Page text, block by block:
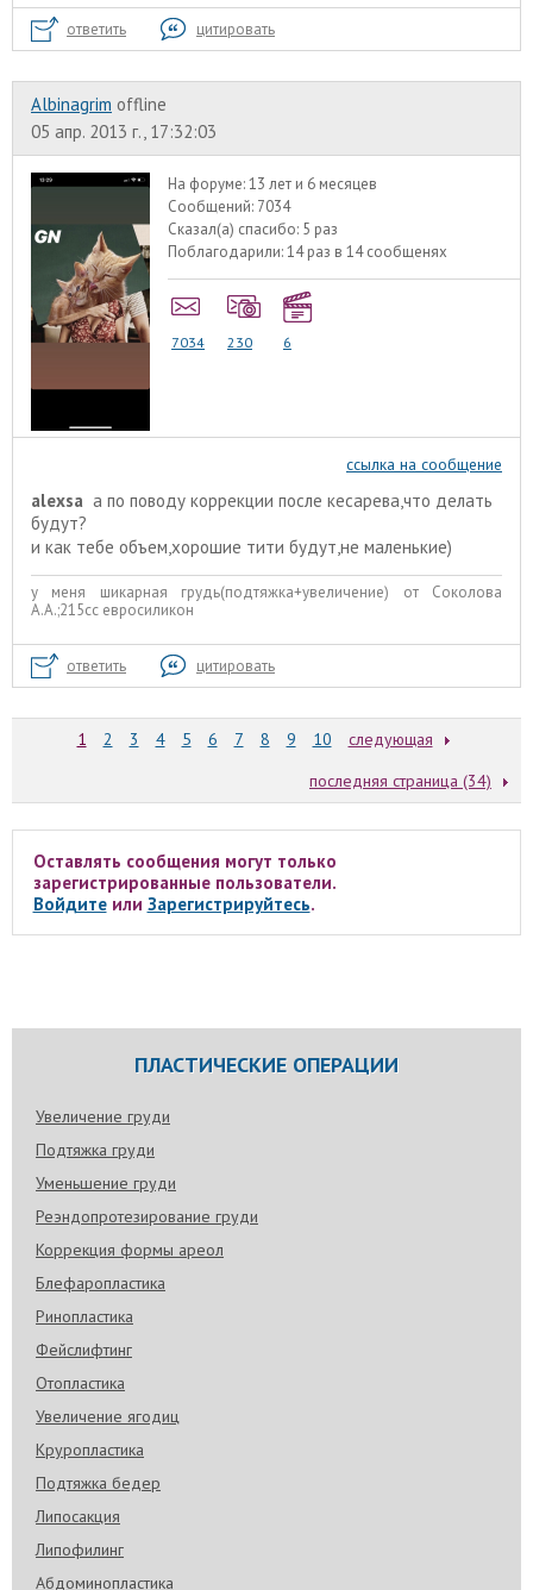
ответить цитировать
Albinagrim offline
05 апр. 2013 г., 17:32:03
На форуме:13 лет и 6 месяцев
Сообщений: 7034
Сказал(а) спасибо: 5 раз
Поблагодарили:14 раз в 14 сообщенях
7034 230 6
ссылка на сообщение
alexsa а по поводу коррекции после кесарева,что делать
будут?
и как тебе объем,хорошие тити будут,не маленькие)
у меня шикарная грудь(подтяжка+увеличение) от Соколова
А.А.;215сс евросиликон
ответить цитировать
1 2 3 4 5 6 7 8 9 10
следующая
последняя страница (34)
Оставлять сообщения могут только
зарегистрированные пользователи.
Войдитеили Зарегистрируйтесь.
ПЛАСТИЧЕСКИЕ ОПЕРАЦИИ
Увеличение груди
Подтяжка груди
Уменьшение груди
Реэндопротезирование груди
Коррекция формы ареол
Блефаропластика
Ринопластика
Фейслифтинг
Отопластика
Увеличение ягодиц
Круропластика
Подтяжка бедер
Липосакция
Липофилинг
Абдоминопластика